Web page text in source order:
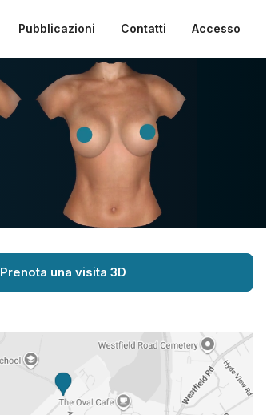
Pubblicazioni Contatti Accesso
Prenota una visita 3D